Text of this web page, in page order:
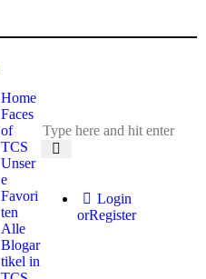
Home
Faces
of
TCS
Unser
e
Favori
ten
Alle
Blogar
tikel in
Login
orRegister